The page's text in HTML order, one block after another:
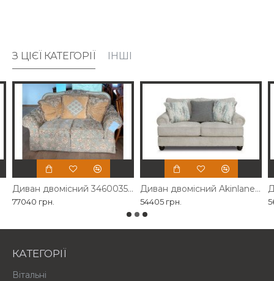
З ЦІЄЇ КАТЕГОРІЇ ІНШІ
Диван двомісний 3460035 Ashley
77040 грн.
Диван двомісний Akinlane Ashley
54405 грн.
КАТЕГОРІЇ
Вітальні